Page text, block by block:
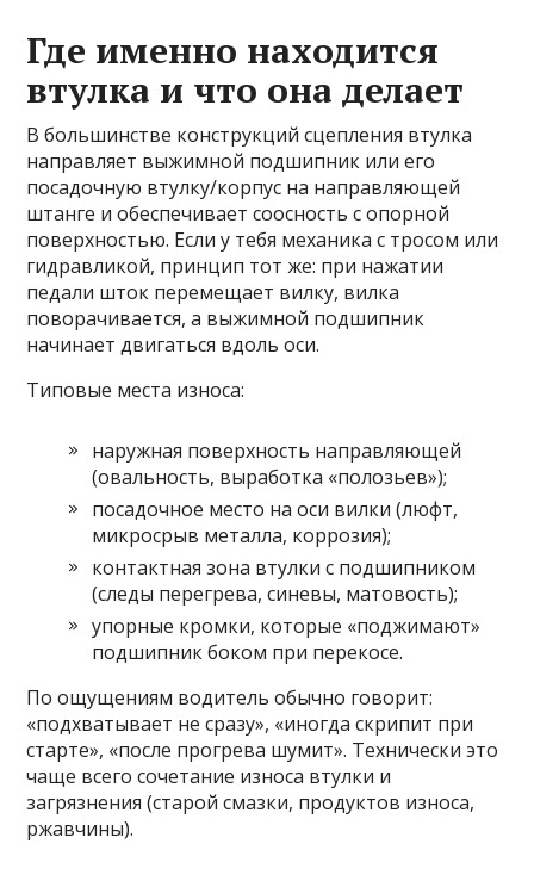
Где именно находится
втулка и что она делает
В большинстве конструкций сцепления втулка
направляет выжимной подшипник или его
посадочную втулку/корпус на направляющей
штанге и обеспечивает соосность с опорной
поверхностью. Если у тебя механика с тросом или
гидравликой, принцип тот же: при нажатии
педали шток перемещает вилку, вилка
поворачивается, а выжимной подшипник
начинает двигаться вдоль оси.
Типовые места износа:
наружная поверхность направляющей
(овальность, выработка «полозьев»);
посадочное место на оси вилки (люфт,
микросрыв металла, коррозия);
контактная зона втулки с подшипником
(следы перегрева, синевы, матовость);
упорные кромки, которые «поджимают»
подшипник боком при перекосе.
По ощущениям водитель обычно говорит:
«подхватывает не сразу», «иногда скрипит при
старте», «после прогрева шумит». Технически это
чаще всего сочетание износа втулки и
загрязнения (старой смазки, продуктов износа,
ржавчины).